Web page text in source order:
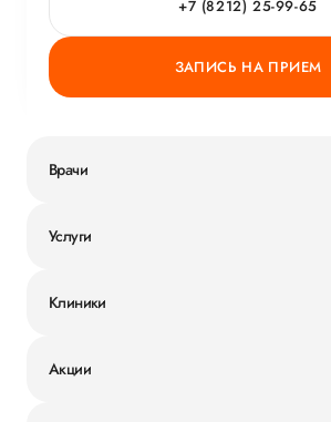
+7 (8212) 25-99-65
ЗАПИСЬ НА ПРИЕМ
Врачи
Услуги
Клиники
Акции